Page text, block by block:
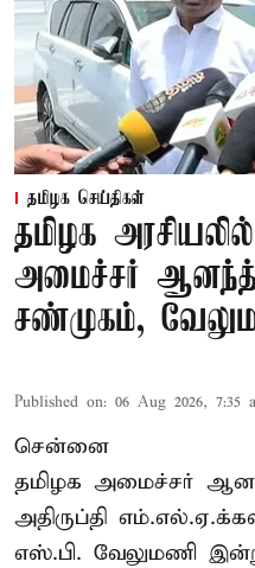
தமிழக செய்திகள்
தமிழக
அமைச்சர் ஆனந்த்
சண்முகம்,
Published on: 06 Aug 2026, 7:35
சென்னை
தமிழக அமைச்சர்
அதிருப்தி
எஸ்.பி. வேலுமணி